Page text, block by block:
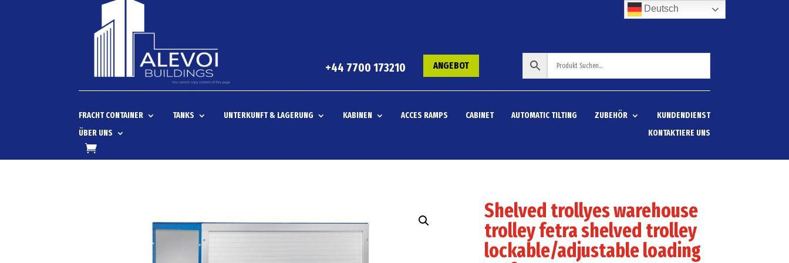
+44 7700 173210 ANGEBOT
FRACHT CONTAINER TANKS UNTERKUNFT & LAGERUNG KABINEN ACCES RAMPS CABINET AUTOMATIC TILTING ZUBEHÖR
KUNDENDIENST
ÜBER UNS
KONTAKTIERE UNS
Shelved trollyes warehouse
trolley fetra shelved trolley
lockable/adjustable loading
Deutsch